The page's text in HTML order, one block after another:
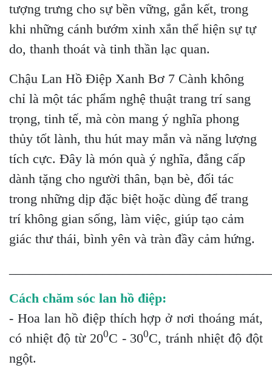
tượng trưng cho sự bền vững, gắn kết, trong
khi những cánh bướm xinh xắn thể hiện sự tự
do, thanh thoát và tinh thần lạc quan.
Chậu Lan Hồ Điệp Xanh Bơ 7 Cành không
chỉ là một tác phẩm nghệ thuật trang trí sang
trọng, tinh tế, mà còn mang ý nghĩa phong
thủy tốt lành, thu hút may mắn và năng lượng
tích cực. Đây là món quà ý nghĩa, đẳng cấp
dành tặng cho người thân, bạn bè, đối tác
trong những dịp đặc biệt hoặc dùng để trang
trí không gian sống, làm việc, giúp tạo cảm
giác thư thái, bình yên và tràn đầy cảm hứng.
Cách chăm sóc lan hồ điệp:
- Hoa lan hồ điệp thích hợp ở nơi thoáng mát,
có nhiệt độ từ 200C - 300C, tránh nhiệt độ đột
ngột.